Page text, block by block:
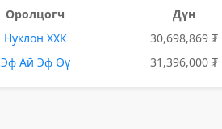
Оролцогч Дүн
Нуклон ХХК 30,698,869 ₮
Эф Ай Эф Өү 31,396,000 ₮